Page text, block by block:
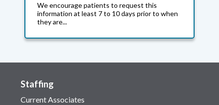
We encourage patients to request this
information at least 7 to 10 days prior to when
they are...
Staffing
Current Associates